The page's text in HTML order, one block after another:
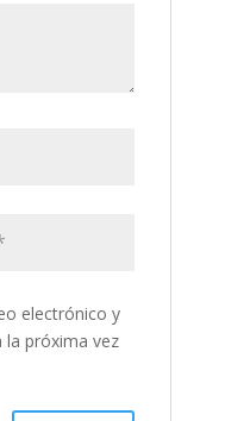
electrónico y
la próxima vez